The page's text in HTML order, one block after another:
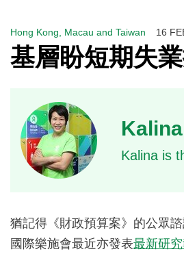
Hong Kong, Macau and Taiwan 16
基層盼短期失
Kalina is
猶記得《財政預算案》的公眾
國際樂施會最近亦發表最新研